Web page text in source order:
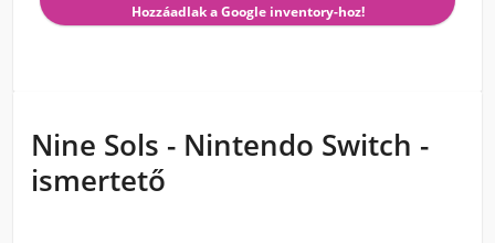
Hozzáadlak a Google inventory-hoz!
Nine Sols - Nintendo Switch -
ismertető